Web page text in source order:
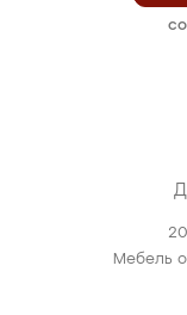
Мебель